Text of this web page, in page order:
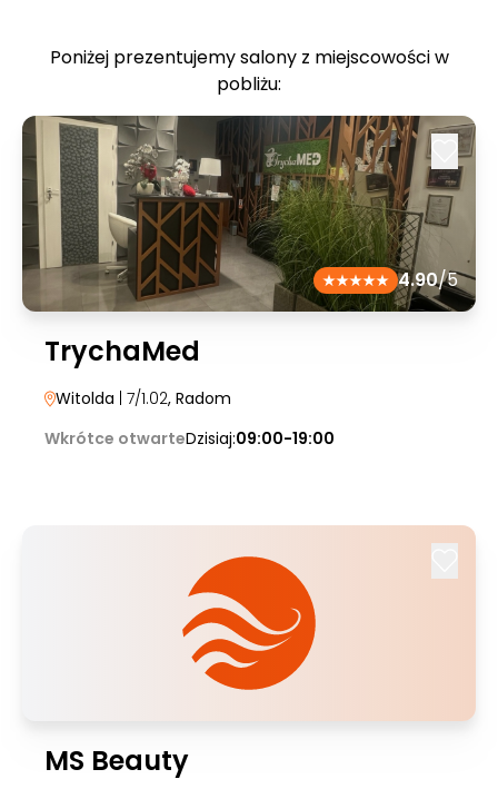
Poniżej prezentujemy salony z miejscowości w
pobliżu:
4.90/5
TrychaMed
Witolda | 7/1.02, Radom
Wkrótce otwarteDzisiaj:09:00-19:00
MS Beauty